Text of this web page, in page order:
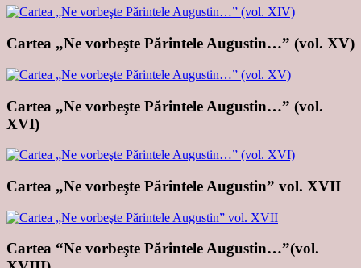
Cartea „Ne vorbeşte Părintele Augustin…” (vol. XV)
Cartea „Ne vorbeşte Părintele Augustin…” (vol.
XVI)
Cartea „Ne vorbeşte Părintele Augustin” vol. XVII
Cartea “Ne vorbeşte Părintele Augustin…”(vol.